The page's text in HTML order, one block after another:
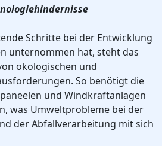
Schritte bei der Entwicklung
unternommen hat, steht das
ökologischen und
So benötigt die
und Windkraftanlagen
was Umweltprobleme bei der
der Abfallverarbeitung mit sich